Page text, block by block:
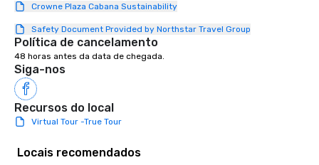
Crowne Plaza Cabana Sustainability
Safety Document Provided by Northstar Travel Group
Política de cancelamento
48 horas antes da data de chegada.
Siga-nos
Recursos do local
Virtual Tour -True Tour
Locais recomendados